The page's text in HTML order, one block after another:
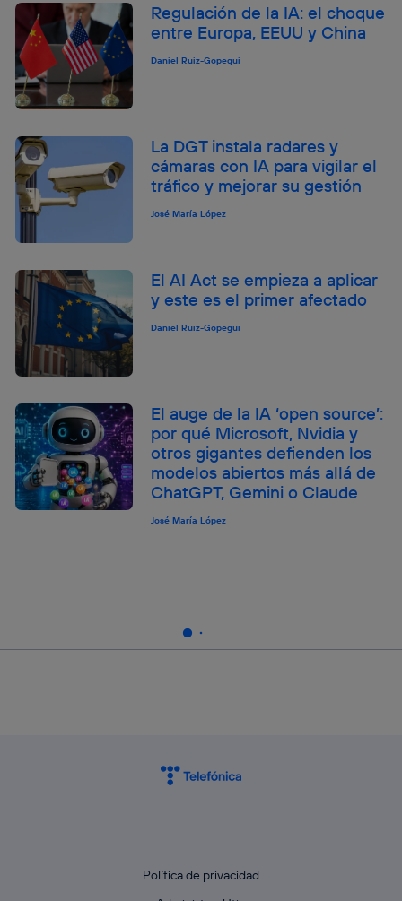
Regulación de la IA: el choque
entre Europa, EEUU y China
Daniel Ruiz-Gopegui
La DGT instala radares y
cámaras con IA para vigilar el
tráfico y mejorar su gestión
José María López
El AI Act se empieza a aplicar
y este es el primer afectado
Daniel Ruiz-Gopegui
El auge de la IA ‘open source’:
por qué Microsoft, Nvidia y
otros gigantes defienden los
modelos abiertos más allá de
ChatGPT, Gemini o Claude
José María López
Política de privacidad